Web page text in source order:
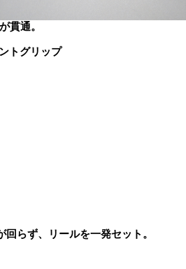
貫通。
トグリップ
らず、リールを一発セット。